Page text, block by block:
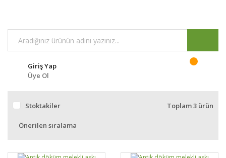
Giriş Yap
Üye Ol
Stoktakiler Toplam 3 ürün